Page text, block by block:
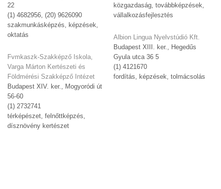
22
(1) 4682956, (20) 9626090
szakmunkásképzés, képzések,
oktatás
Fvmkaszk-Szakképző Iskola,
Varga Márton Kertészeti és
Földmérési Szakképző Intézet
Budapest XIV. ker., Mogyoródi út
56-60
(1) 2732741
térképészet, felnőttképzés,
dísznövény kertészet
közgazdaság, továbbképzések,
vállalkozásfejlesztés
Albion Lingua Nyelvstúdió Kft.
Budapest XIII. ker., Hegedűs
Gyula utca 36 5
(1) 4121670
fordítás, képzések, tolmácsolás